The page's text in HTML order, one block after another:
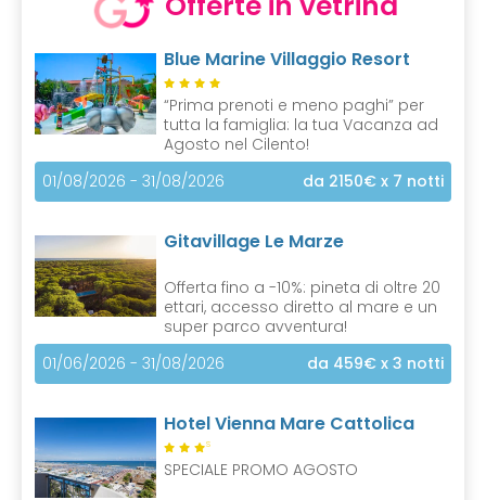
Blue Marine Villaggio Resort
“Prima prenoti e meno paghi” per
tutta la famiglia: la tua Vacanza ad
Agosto nel Cilento!
01/08/2026 - 31/08/2026
da 2150€ x 7 notti
Gitavillage Le Marze
Offerta fino a -10%: pineta di oltre 20
ettari, accesso diretto al mare e un
super parco avventura!
01/06/2026 - 31/08/2026
da 459€ x 3 notti
Hotel Vienna Mare Cattolica
S
SPECIALE PROMO AGOSTO